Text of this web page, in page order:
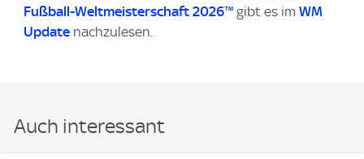
Fußball-Weltmeisterschaft 2026™ gibt es im WM
Update nachzulesen.
Auch interessant